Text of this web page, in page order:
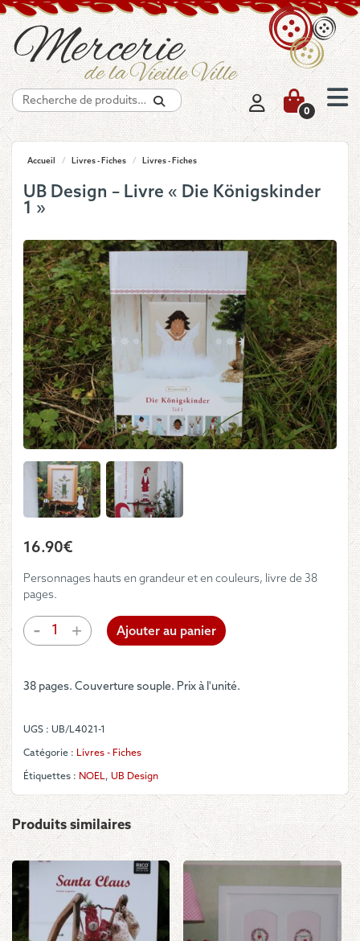
Recherche
0
Accueil / Livres - Fiches / Livres - Fiches
UB Design – Livre « Die Königskinder
1 »
16.90€
Personnages hauts en grandeur et en couleurs, livre de 38
pages.
-
quantité
de
-
Königskinder
1"
+ Ajouter au panier
38 pages. Couverture souple. Prix à l'unité.
UGS : UB/L4021-1
Catégorie : Livres - Fiches
Étiquettes : NOEL, UB Design
Produits similaires